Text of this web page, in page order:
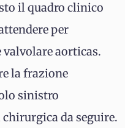
il quadro clinico
per
aorticas.
la frazione
sinistro
da seguire.